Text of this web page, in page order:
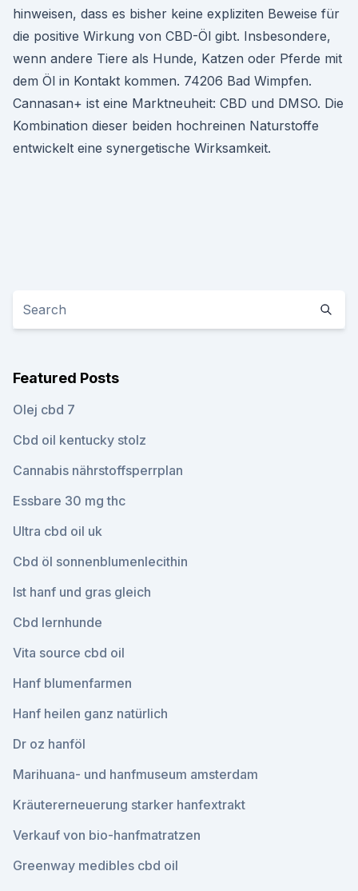
hinweisen, dass es bisher keine expliziten Beweise für
die positive Wirkung von CBD-Öl gibt. Insbesondere,
wenn andere Tiere als Hunde, Katzen oder Pferde mit
dem Öl in Kontakt kommen. 74206 Bad Wimpfen.
Cannasan+ ist eine Marktneuheit: CBD und DMSO. Die
Kombination dieser beiden hochreinen Naturstoffe
entwickelt eine synergetische Wirksamkeit.
Featured Posts
Olej cbd 7
Cbd oil kentucky stolz
Cannabis nährstoffsperrplan
Essbare 30 mg thc
Ultra cbd oil uk
Cbd öl sonnenblumenlecithin
Ist hanf und gras gleich
Cbd lernhunde
Vita source cbd oil
Hanf blumenfarmen
Hanf heilen ganz natürlich
Dr oz hanföl
Marihuana- und hanfmuseum amsterdam
Kräutererneuerung starker hanfextrakt
Verkauf von bio-hanfmatratzen
Greenway medibles cbd oil